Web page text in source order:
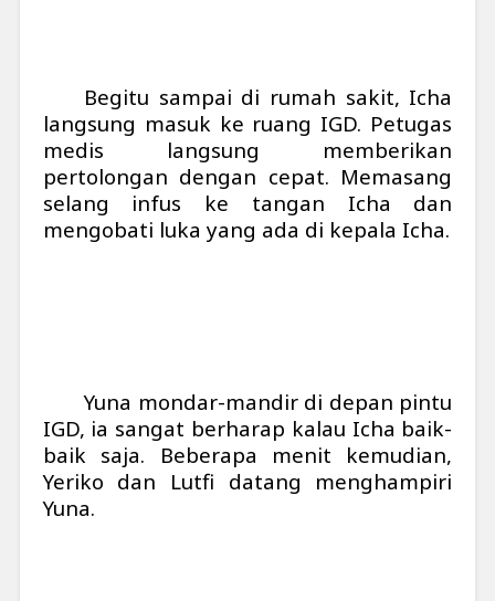
Begitu sampai di rumah sakit, Icha
langsung masuk ke ruang IGD. Petugas
medis langsung memberikan
pertolongan dengan cepat. Memasang
selang infus ke tangan Icha dan
mengobati luka yang ada di kepala Icha.
Yuna mondar-mandir di depan pintu
IGD, ia sangat berharap kalau Icha baik-
baik saja. Beberapa menit kemudian,
Yeriko dan Lutfi datang menghampiri
Yuna.